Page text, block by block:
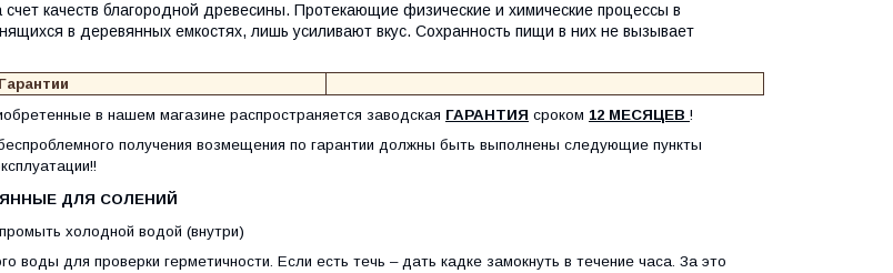
счет качеств благородной древесины. Протекающие физические и химические процессы в
в деревянных емкостях, лишь усиливают вкус. Сохранность пищи в них не вызывает
в нашем магазине распространяется заводская ГАРАНТИЯ сроком 12 МЕСЯЦЕВ !
получения возмещения по гарантии должны быть выполнены следующие пункты
ДЛЯ СОЛЕНИЙ
холодной водой (внутри)
воды для проверки герметичности. Если есть течь – дать кадке замокнуть в течение часа. За это